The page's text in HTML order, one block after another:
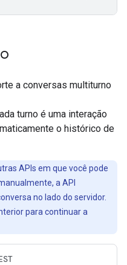
a conversas multiturno
turno é uma interação
o histórico de
APIs em que você pode
a API
no lado do servidor.
para continuar a